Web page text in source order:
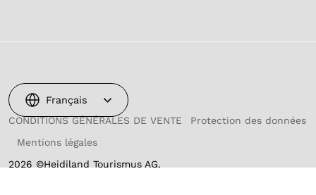
CONDITIONS GÉNÉRALES DE VENTE
Protection des données
Mentions légales
2026 ©Heidiland Tourismus AG,
Français